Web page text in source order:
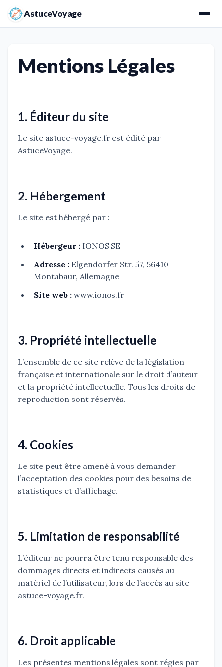
AstuceVoyage
Mentions Légales
1. Éditeur du site
Le site astuce-voyage.fr est édité par
AstuceVoyage.
2. Hébergement
Le site est hébergé par :
Hébergeur : IONOS SE
Adresse : Elgendorfer Str. 57, 56410
Montabaur, Allemagne
Site web : www.ionos.fr
3. Propriété intellectuelle
L’ensemble de ce site relève de la législation
française et internationale sur le droit d’auteur
et la propriété intellectuelle. Tous les droits de
reproduction sont réservés.
4. Cookies
Le site peut être amené à vous demander
l’acceptation des cookies pour des besoins de
statistiques et d’affichage.
5. Limitation de responsabilité
L’éditeur ne pourra être tenu responsable des
dommages directs et indirects causés au
matériel de l’utilisateur, lors de l’accès au site
astuce-voyage.fr.
6. Droit applicable
Les présentes mentions légales sont régies par